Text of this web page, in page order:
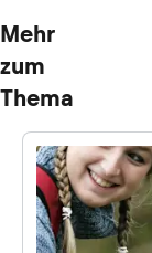
Mehr
zum
Thema